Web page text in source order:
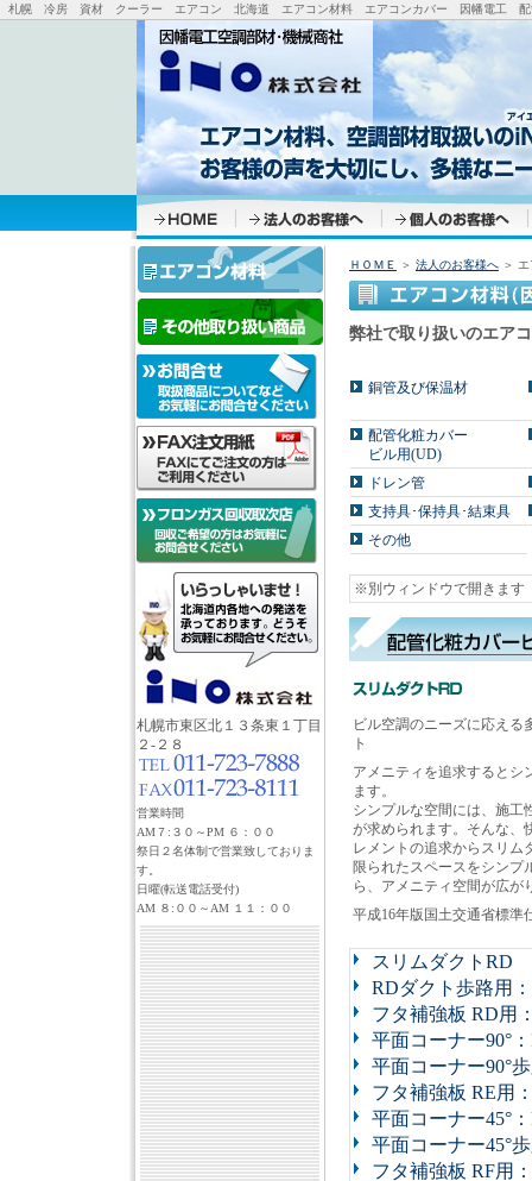
札幌 冷房 資材 クーラー エアコン 北海道 エアコン材料 エアコンカバー 因幡電工
札幌市東区北１３条東１丁目
２-２８
営業時間
AM７:３０～PM ６：００
祭日２名体制で営業致しておりま
す。
日曜(転送電話受付)
AM ８:００～AM １１：００
ＨＯＭＥ ＞ 法人のお客様へ ＞
弊社で取り扱いのエア
銅管及び保温材
配管化粧カバー
ビル用(UD)
ドレン管
支持具･保持具･結束具
その他
※別ウィンドウで開きます
ビル空調のニーズに応える
ト
アメニティを追求するとシ
ます。
シンプルな空間には、施工
が求められます。そんな、
レメントの追求からスリム
限られたスペースをシンプ
ら、アメニティ空間が広が
平成16年版国土交通省標準
スリムダクトRD
RDダクト歩路用
フタ補強板 RD用
平面コーナー90°
平面コーナー90°
フタ補強板 RE用
平面コーナー45°
平面コーナー45°
フタ補強板 RF用